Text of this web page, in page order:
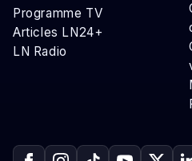
Programme TV
Articles LN24+
LN Radio